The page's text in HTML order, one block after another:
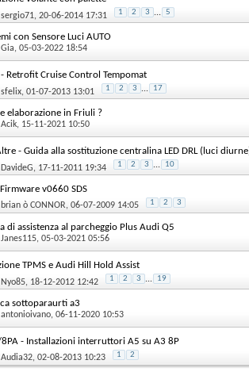
sergio71, 20-06-2014 17:31 1 2 3 ... 5
con Sensore Luci AUTO
Gia, 05-03-2022 18:54
Retrofit Cruise Control Tempomat
sfelix, 01-07-2013 13:01 1 2 3 ... 17
elaborazione in Friuli ?
Acik, 15-11-2021 10:50
- Guida alla sostituzione centralina LED DRL (luci
DavideG, 17-11-2011 19:34 1 2 3 ... 10
Firmware v0660 SDS
brian ò CONNOR, 06-07-2009 14:05 1 2 3
di assistenza al parcheggio Plus Audi Q5
Janes115, 05-03-2021 05:56
TPMS e Audi Hill Hold Assist
Nyo85, 18-12-2012 12:42 1 2 3 ... 19
sottoparaurti a3
antonioivano, 06-11-2020 10:53
- Installazioni interruttori A5 su A3 8P
Audia32, 02-08-2013 10:23 1 2